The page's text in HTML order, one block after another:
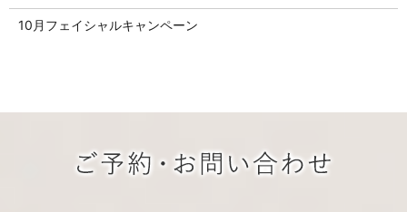
10月フェイシャルキャンペーン